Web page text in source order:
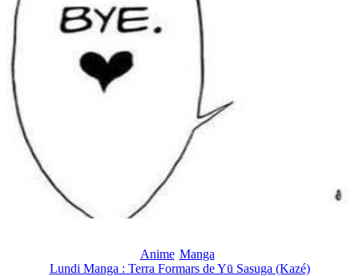
Anime Manga
Lundi Manga : Terra Formars de Yū Sasuga (Kazé)